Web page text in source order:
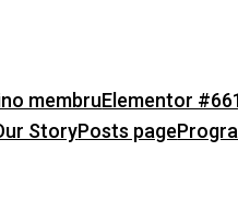
membruElementor
StoryPosts page